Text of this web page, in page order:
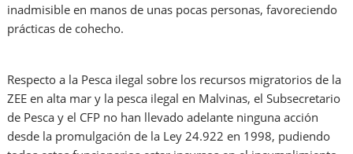
inadmisible en manos de unas pocas personas, favoreciendo
prácticas de cohecho.
Respecto a la Pesca ilegal sobre los recursos migratorios de la
ZEE en alta mar y la pesca ilegal en Malvinas, el Subsecretario
de Pesca y el CFP no han llevado adelante ninguna acción
desde la promulgación de la Ley 24.922 en 1998, pudiendo